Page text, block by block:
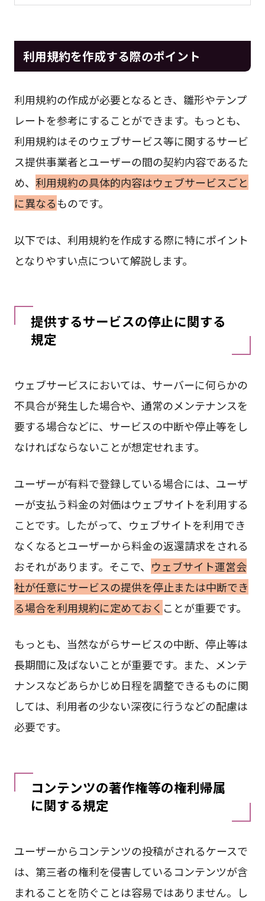
利用規約を作成する際のポイント
利用規約の作成が必要となるとき、雛形やテンプ
レートを参考にすることができます。もっとも、
利用規約はそのウェブサービス等に関するサービ
ス提供事業者とユーザーの間の契約内容であるた
め、 利用規約の具体的内容はウェブサービスごと
に異なるものです。
以下では、利用規約を作成する際に特にポイント
となりやすい点について解説します。
提供するサービスの停止に関する
規定
ウェブサービスにおいては、サーバーに何らかの
不具合が発生した場合や、通常のメンテナンスを
要する場合などに、サービスの中断や停止等をし
なければならないことが想定せれます。
ユーザーが有料で登録している場合には、ユーザ
ーが支払う料金の対価はウェブサイトを利用する
ことです。したがって、ウェブサイトを利用でき
なくなるとユーザーから料金の返還請求をされる
おそれがあります。そこで、 ウェブサイト運営会
社が任意にサービスの提供を停止または中断でき
る場合を利用規約に定めておく ことが重要です。
もっとも、当然ながらサービスの中断、停止等は
長期間に及ばないことが重要です。また、メンテ
ナンスなどあらかじめ日程を調整できるものに関
しては、利用者の少ない深夜に行うなどの配慮は
必要です。
コンテンツの著作権等の権利帰属
に関する規定
ユーザーからコンテンツの投稿がされるケースで
は、第三者の権利を侵害しているコンテンツが含
まれることを防ぐことは容易ではありません。し